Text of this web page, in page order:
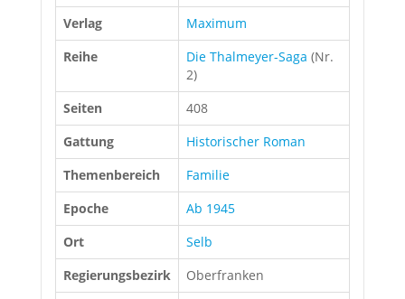
Verlag
Maximum
Reihe
Die Thalmeyer-Saga (Nr.
2)
Seiten
408
Gattung
Historischer Roman
Themenbereich
Familie
Epoche
Ab 1945
Ort
Selb
Regierungsbezirk
Oberfranken